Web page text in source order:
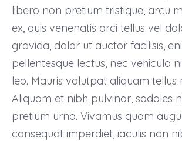
libero non pretium tristique, arcu
ex, quis venenatis orci tellus vel
gravida, dolor ut auctor facilisis,
pellentesque lectus, nec vehicula
leo. Mauris volutpat aliquam tellus
Aliquam et nibh pulvinar, sodales
pretium urna. Vivamus quam
consequat imperdiet, iaculis non